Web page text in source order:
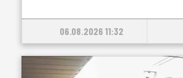
06.08.2026 11:32